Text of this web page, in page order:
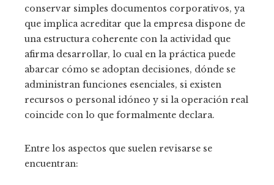
conservar simples documentos corporativos, ya
que implica acreditar que la empresa dispone de
una estructura coherente con la actividad que
afirma desarrollar, lo cual en la práctica puede
abarcar cómo se adoptan decisiones, dónde se
administran funciones esenciales, si existen
recursos o personal idóneo y si la operación real
coincide con lo que formalmente declara.
Entre los aspectos que suelen revisarse se
encuentran: